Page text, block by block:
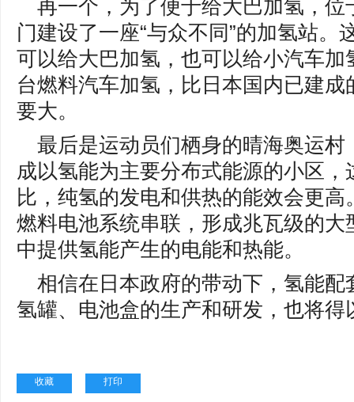
再一个，为了便于给大巴加氢，
门建设了一座“与众不同”的加氢站。
可以给大巴加氢，也可以给小汽车
台燃料汽车加氢，比日本国内已建
要大。
最后是运动员们栖身的晴海奥运
成以氢能为主要分布式能源的小区
比，纯氢的发电和供热的能效会更
燃料电池系统串联，形成兆瓦级的
中提供氢能产生的电能和热能。
相信在日本政府的带动下，氢能
氢罐、电池盒的生产和研发，也将得
收藏 打印